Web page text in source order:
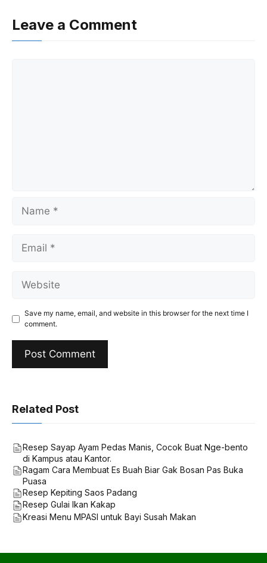
Leave a Comment
Name
Email
Website
Save my name, email, and website in this browser for the next time I
comment.
Related Post
Resep Sayap Ayam Pedas Manis, Cocok Buat Nge-bento
di Kampus atau Kantor.
Ragam Cara Membuat Es Buah Biar Gak Bosan Pas Buka
Puasa
Resep Kepiting Saos Padang
Resep Gulai Ikan Kakap
Kreasi Menu MPASI untuk Bayi Susah Makan